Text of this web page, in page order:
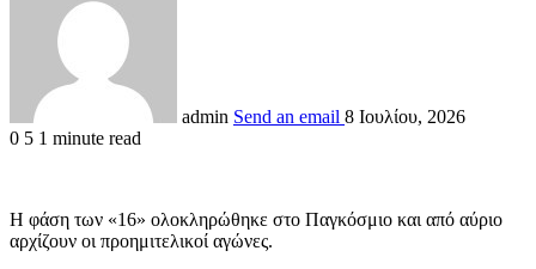
admin Send an email 8 Ιουλίου, 2026
0 5 1 minute read
Η φάση των «16» ολοκληρώθηκε στο Παγκόσμιο και από αύριο
αρχίζουν οι προημιτελικοί αγώνες.